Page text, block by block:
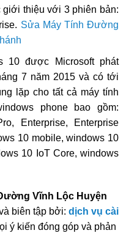
thiệu với 3 phiên bản:
Sửa Máy Tính Đường
10 được Microsoft phát
7 năm 2015 và có tới
lặp cho tất cả máy tính
phone bao gồm:
Enterprise, Enterprise
10 mobile, windows 10
10 IoT Core, windows
Vĩnh Lộc Huyện
biên tập bởi: dịch vụ cài
ý kiến đóng góp và phản